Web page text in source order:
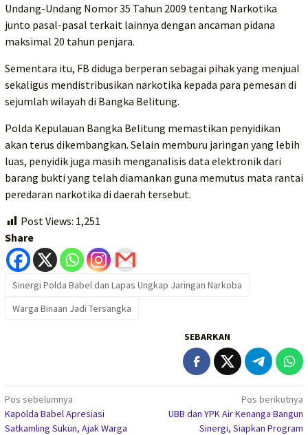
Undang-Undang Nomor 35 Tahun 2009 tentang Narkotika
junto pasal-pasal terkait lainnya dengan ancaman pidana
maksimal 20 tahun penjara.
Sementara itu, FB diduga berperan sebagai pihak yang menjual
sekaligus mendistribusikan narkotika kepada para pemesan di
sejumlah wilayah di Bangka Belitung.
Polda Kepulauan Bangka Belitung memastikan penyidikan
akan terus dikembangkan. Selain memburu jaringan yang lebih
luas, penyidik juga masih menganalisis data elektronik dari
barang bukti yang telah diamankan guna memutus mata rantai
peredaran narkotika di daerah tersebut.
Post Views: 1,251
Share
Sinergi Polda Babel dan Lapas Ungkap Jaringan Narkoba
Warga Binaan Jadi Tersangka
SEBARKAN
Navigasi
pos
Pos sebelumnya
Kapolda Babel Apresiasi
Satkamling Sukun, Ajak Warga
Pos berikutnya
UBB dan YPK Air Kenanga Bangun
Sinergi, Siapkan Program